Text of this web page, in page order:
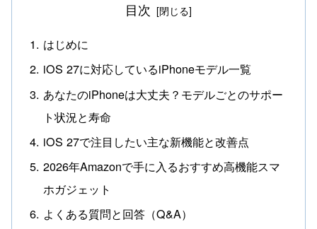
目次
はじめに
iOS 27に対応しているiPhoneモデル一覧
あなたのiPhoneは大丈夫？モデルごとのサポー
ト状況と寿命
iOS 27で注目したい主な新機能と改善点
2026年Amazonで手に入るおすすめ高機能スマ
ホガジェット
よくある質問と回答（Q&A）